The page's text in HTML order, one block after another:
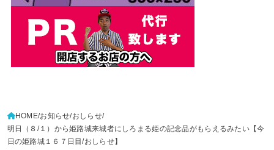
HOME お知らせ おしらせ
明日（８/１）から姫路城来城者にしろまる姫の記念品がもらえるみたい【今
日の姫路城１６７日目/おしらせ】